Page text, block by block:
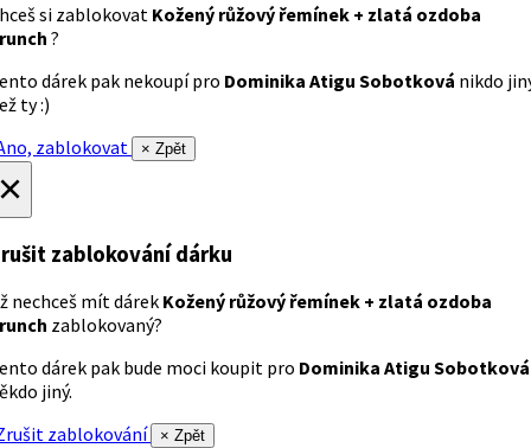
si zablokovat Kožený růžový řemínek + zlatá ozdoba
?
dárek pak nekoupí pro Dominika Atigu Sobotková nikdo
ty :)
zablokovat
× Zpět
zablokování dárku
nechceš mít dárek Kožený růžový řemínek + zlatá ozdoba
zablokovaný?
dárek pak bude moci koupit pro Dominika Atigu Sobotková
jiný.
zablokování
× Zpět